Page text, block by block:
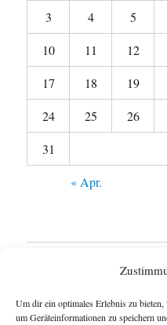
Um dir ein optimales Erlebnis zu
um Geräteinformationen zu speichern
3
4 5
10
11 12
17
18 19
24
25 26
31
« Apr.
Wie funktioniert das